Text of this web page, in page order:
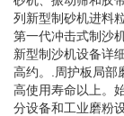
列新型制砂机进料
第一代冲击式制沙
新型制沙机设备详
高约。.周护板局部
高使用寿命以上。
分设备和工业磨粉